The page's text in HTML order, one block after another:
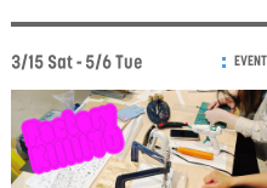
3/15 Sat - 5/6 Tue EVENT